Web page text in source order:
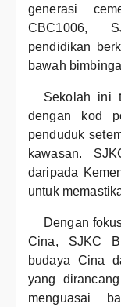
generasi
CBC1006,
pendidikan
bawah
Sekolah ini
dengan kod
penduduk
kawasan.
daripada
untuk
Dengan
Cina, SJKC
budaya Cina
yang
menguasai